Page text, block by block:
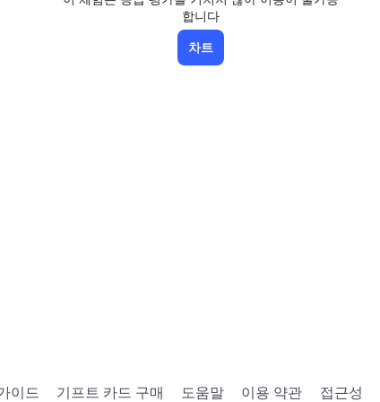
합니다
차트
이드 기프트 카드 구매 도움말 이용 약관 접근성